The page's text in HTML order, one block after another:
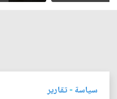
سياسة-تقارير